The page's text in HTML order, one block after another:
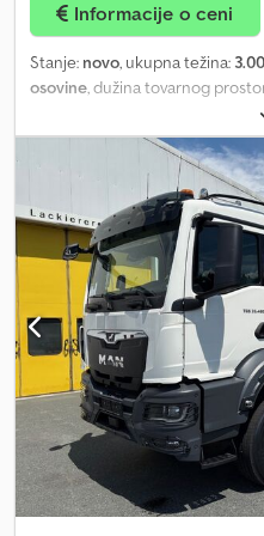
odstupanja u tehničkim
opisu. Molimo Vas da proverite
Informacije o ceni
Stanje: novo, ukupna težina:
osovine, dužina tovarnog
, visina
ložište u zadnjem delu
objekat je primer naših radova
proizvođač vozila za
planiramo i izrađujemo vozila
nadogradnje, enterijer, boje i
definisana. Imate li pitanja o
listu zahteva ili jednostavnu
pojedinačnim cenama. Molimo
podaci: * Ukupna težina: 3000
2.400 x 2.300 mm * Vozilaska
kao dvoosovinac, čelik/
stabilizaciju * Pneumatici 10
pomoćni točak * Nadogradnja:
(otpornim na UV zrake),
plafon oko 33 mm debljine *
pregradnim zidom sa stajskom